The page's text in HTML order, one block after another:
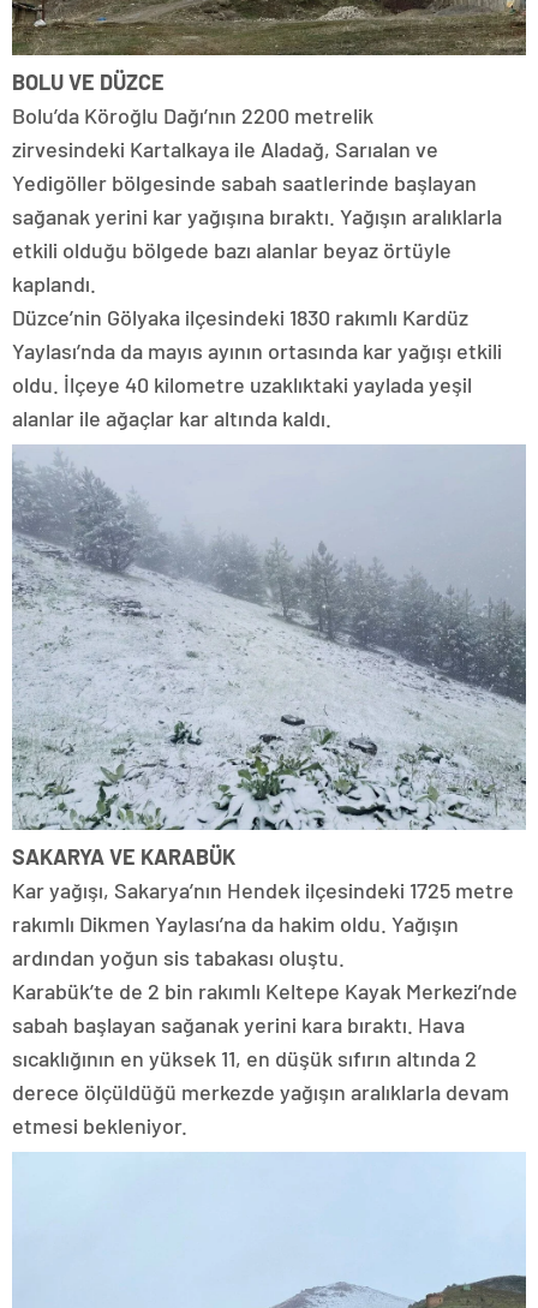
BOLU VE DÜZCE
Bolu’da Köroğlu Dağı’nın 2200 metrelik
zirvesindeki Kartalkaya ile Aladağ, Sarıalan ve
Yedigöller bölgesinde sabah saatlerinde başlayan
sağanak yerini kar yağışına bıraktı. Yağışın aralıklarla
etkili olduğu bölgede bazı alanlar beyaz örtüyle
kaplandı.
Düzce’nin Gölyaka ilçesindeki 1830 rakımlı Kardüz
Yaylası’nda da mayıs ayının ortasında kar yağışı etkili
oldu. İlçeye 40 kilometre uzaklıktaki yaylada yeşil
alanlar ile ağaçlar kar altında kaldı.
SAKARYA VE KARABÜK
Kar yağışı, Sakarya’nın Hendek ilçesindeki 1725 metre
rakımlı Dikmen Yaylası’na da hakim oldu. Yağışın
ardından yoğun sis tabakası oluştu.
Karabük’te de 2 bin rakımlı Keltepe Kayak Merkezi’nde
sabah başlayan sağanak yerini kara bıraktı. Hava
sıcaklığının en yüksek 11, en düşük sıfırın altında 2
derece ölçüldüğü merkezde yağışın aralıklarla devam
etmesi bekleniyor.